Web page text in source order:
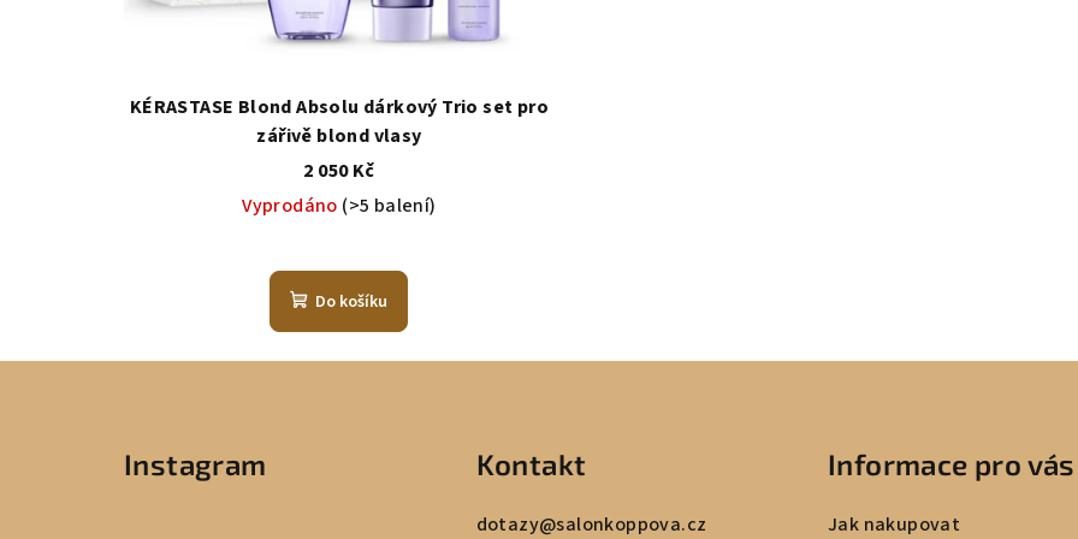
KÉRASTASE Blond Absolu dárkový Trio set pro
zářivě blond vlasy
2 050 Kč
Vyprodáno (>5 balení)
Do košíku
Instagram Kontakt
dotazy@salonkoppova.cz
Informace pro vás
Jak nakupovat